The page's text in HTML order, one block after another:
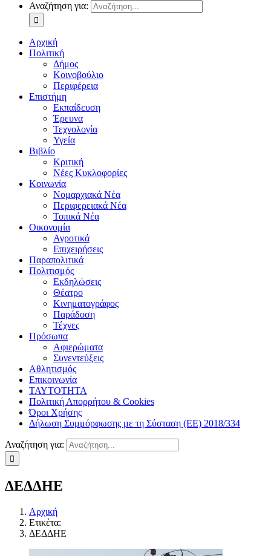
Αναζήτηση για:
Αρχική
Πολιτική
Δήμος
Κοινοβούλιο
Περιφέρεια
Επιστήμη
Εκπαίδευση
Έρευνα
Τεχνολογία
Υγεία
Βιβλίο
Κριτική
Νέες Κυκλοφορίες
Κοινωνία
Νομαρχιακά Νέα
Περιφερειακά Νέα
Τοπικά Νέα
Οικονομία
Αγροτικά
Επιχειρήσεις
Παραπολιτικά
Πολιτισμός
Εκδηλώσεις
Θέατρο
Κινηματογράφος
Παράδοση
Τέχνες
Πρόσωπα
Αφιερώματα
Συνεντεύξεις
Αθλητισμός
Επικοινωνία
ΤΑΥΤΟΤΗΤΑ
Πολιτική Απορρήτου & Cookies
Όροι Χρήσης
Δήλωση Συμμόρφωσης με τη Σύσταση (ΕΕ) 2018/334
Αναζήτηση για:
ΔΕΔΔΗΕ
Αρχική
Ετικέτα:
ΔΕΔΔΗΕ